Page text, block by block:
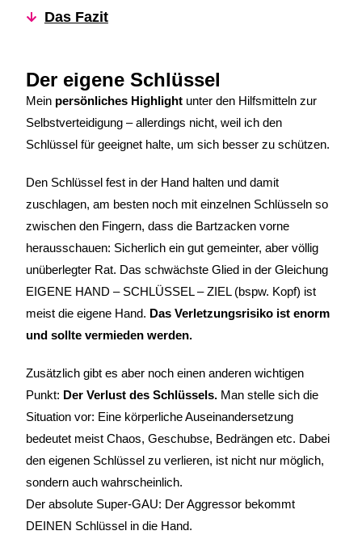
Das Fazit
Der eigene Schlüssel
Mein persönliches Highlight unter den Hilfsmitteln zur
Selbstverteidigung – allerdings nicht, weil ich den
Schlüssel für geeignet halte, um sich besser zu schützen.
Den Schlüssel fest in der Hand halten und damit
zuschlagen, am besten noch mit einzelnen Schlüsseln so
zwischen den Fingern, dass die Bartzacken vorne
herausschauen: Sicherlich ein gut gemeinter, aber völlig
unüberlegter Rat. Das schwächste Glied in der Gleichung
EIGENE HAND – SCHLÜSSEL – ZIEL (bspw. Kopf) ist
meist die eigene Hand. Das Verletzungsrisiko ist enorm
und sollte vermieden werden.
Zusätzlich gibt es aber noch einen anderen wichtigen
Punkt: Der Verlust des Schlüssels. Man stelle sich die
Situation vor: Eine körperliche Auseinandersetzung
bedeutet meist Chaos, Geschubse, Bedrängen etc. Dabei
den eigenen Schlüssel zu verlieren, ist nicht nur möglich,
sondern auch wahrscheinlich.
Der absolute Super-GAU: Der Aggressor bekommt
DEINEN Schlüssel in die Hand.